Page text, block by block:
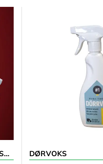
YALE DOORMAN CLASSIC HOME SØLV DØRVOKS